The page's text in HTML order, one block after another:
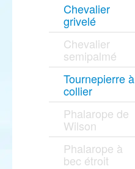
Chevalier
grivelé
Chevalier
semipalmé
Tournepierre à
collier
Phalarope de
Wilson
Phalarope à
bec étroit